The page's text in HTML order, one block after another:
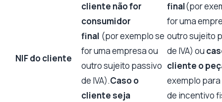
NIF do cliente
cliente não for
consumidor
final (por exemplo se
for uma empresa ou
outro sujeito passivo
de IVA).Caso o
cliente seja
final(por
for uma
outro sujeito
de IVA) ou
cliente o
exemplo
de incentivo